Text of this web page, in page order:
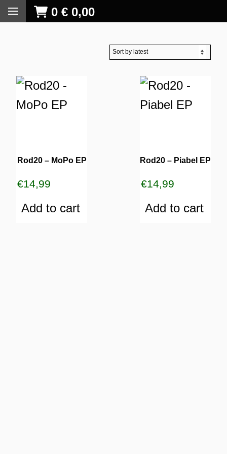
0 € 0,00
Rod20 – MoPo EP
€14,99
Add to cart
Rod20 – Piabel EP
€14,99
Add to cart